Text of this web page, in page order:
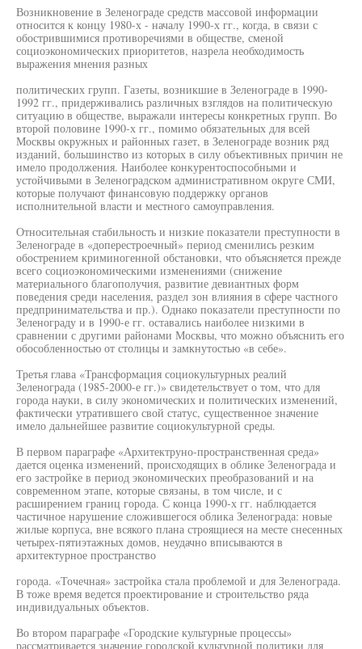
Возникновение в Зеленограде средств массовой информации
относится к концу 1980-х - началу 1990-х гг., когда, в связи с
обострившимися противоречиями в обществе, сменой
социоэкономических приоритетов, назрела необходимость
выражения мнения разных
политических групп. Газеты, возникшие в Зеленограде в 1990-
1992 гг., придерживались различных взглядов на политическую
ситуацию в обществе, выражали интересы конкретных групп. Во
второй половине 1990-х гг., помимо обязательных для всей
Москвы окружных и районных газет, в Зеленограде возник ряд
изданий, большинство из которых в силу объективных причин не
имело продолжения. Наиболее конкурентоспособными и
устойчивыми в Зеленоградском административном округе СМИ,
которые получают финансовую поддержку органов
исполнительной власти и местного самоуправления.
Относительная стабильность и низкие показатели преступности в
Зеленограде в «доперестроечный» период сменились резким
обострением криминогенной обстановки, что объясняется прежде
всего социоэкономическими изменениями (снижение
материального благополучия, развитие девиантных форм
поведения среди населения, раздел зон влияния в сфере частного
предпринимательства и пр.). Однако показатели преступности по
Зеленограду и в 1990-е гг. оставались наиболее низкими в
сравнении с другими районами Москвы, что можно объяснить его
обособленностью от столицы и замкнутостью «в себе».
Третья глава «Трансформация социокультурных реалий
Зеленограда (1985-2000-е гг.)» свидетельствует о том, что для
города науки, в силу экономических и политических изменений,
фактически утратившего свой статус, существенное значение
имело дальнейшее развитие социокультурной среды.
В первом параграфе «Архитектруно-пространственная среда»
дается оценка изменений, происходящих в облике Зеленограда и
его застройке в период экономических преобразований и на
современном этапе, которые связаны, в том числе, и с
расширением границ города. С конца 1990-х гг. наблюдается
частичное нарушение сложившегося облика Зеленограда: новые
жилые корпуса, вне всякого плана строящиеся на месте снесенных
четырех-пятиэтажных домов, неудачно вписываются в
архитектурное пространство
города. «Точечная» застройка стала проблемой и для Зеленограда.
В тоже время ведется проектирование и строительство ряда
индивидуальных объектов.
Во втором параграфе «Городские культурные процессы»
рассматривается значение городской культурной политики для